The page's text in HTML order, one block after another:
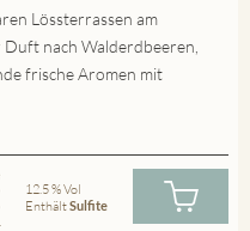
Lössterrassen am
nach Walderdbeeren,
frische Aromen mit
12.5 % Vol
EnthältSulfite